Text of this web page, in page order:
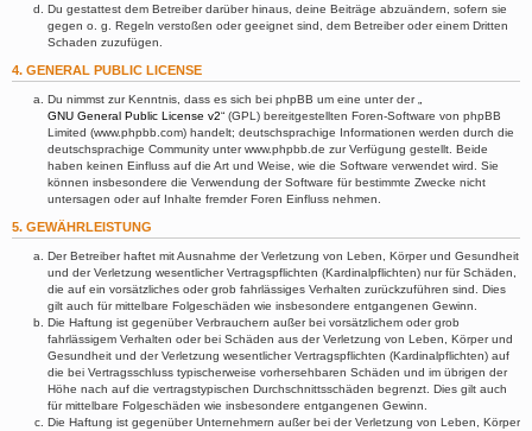
Du gestattest dem Betreiber darüber hinaus, deine Beiträge abzuändern, sofern sie
gegen o. g. Regeln verstoßen oder geeignet sind, dem Betreiber oder einem Dritten
Schaden zuzufügen.
4. GENERAL PUBLIC LICENSE
Du nimmst zur Kenntnis, dass es sich bei phpBB um eine unter der „
GNU General Public License v2“ (GPL) bereitgestellten Foren-Software von phpBB
Limited (www.phpbb.com) handelt; deutschsprachige Informationen werden durch die
deutschsprachige Community unter www.phpbb.de zur Verfügung gestellt. Beide
haben keinen Einfluss auf die Art und Weise, wie die Software verwendet wird. Sie
können insbesondere die Verwendung der Software für bestimmte Zwecke nicht
untersagen oder auf Inhalte fremder Foren Einfluss nehmen.
5. GEWÄHRLEISTUNG
Der Betreiber haftet mit Ausnahme der Verletzung von Leben, Körper und Gesundheit
und der Verletzung wesentlicher Vertragspflichten (Kardinalpflichten) nur für Schäden,
die auf ein vorsätzliches oder grob fahrlässiges Verhalten zurückzuführen sind. Dies
gilt auch für mittelbare Folgeschäden wie insbesondere entgangenen Gewinn.
Die Haftung ist gegenüber Verbrauchern außer bei vorsätzlichem oder grob
fahrlässigem Verhalten oder bei Schäden aus der Verletzung von Leben, Körper und
Gesundheit und der Verletzung wesentlicher Vertragspflichten (Kardinalpflichten) auf
die bei Vertragsschluss typischerweise vorhersehbaren Schäden und im übrigen der
Höhe nach auf die vertragstypischen Durchschnittsschäden begrenzt. Dies gilt auch
für mittelbare Folgeschäden wie insbesondere entgangenen Gewinn.
Die Haftung ist gegenüber Unternehmern außer bei der Verletzung von Leben, Körper